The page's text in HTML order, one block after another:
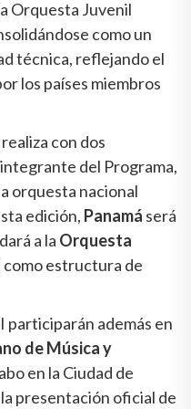
Orquesta Juvenil
como un
técnica, reflejando el
los países miembros
con dos
del Programa,
orquesta nacional
edición, Panamá será
a la Orquesta
como estructura de
participarán además en
de Música y
en la Ciudad de
la presentación oficial de